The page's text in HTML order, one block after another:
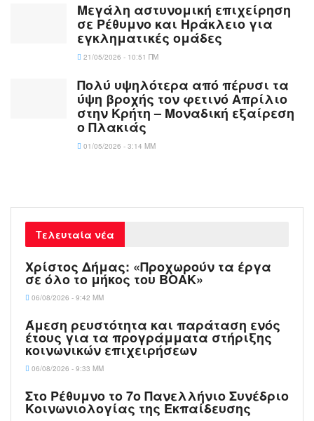
Μεγάλη αστυνομική επιχείρηση
σε Ρέθυμνο και Ηράκλειο για
εγκληματικές ομάδες
21/05/2026 - 10:51 ΠΜ
Πολύ υψηλότερα από πέρυσι τα
ύψη βροχής τον φετινό Απρίλιο
στην Κρήτη – Μοναδική εξαίρεση
ο Πλακιάς
01/05/2026 - 3:14 ΜΜ
Τελευταία νέα
Χρίστος Δήμας: «Προχωρούν τα έργα
σε όλο το μήκος του ΒΟΑΚ»
06/08/2026 - 9:42 ΜΜ
Άμεση ρευστότητα και παράταση ενός
έτους για τα προγράμματα στήριξης
κοινωνικών επιχειρήσεων
06/08/2026 - 9:33 ΜΜ
Στο Ρέθυμνο το 7ο Πανελλήνιο Συνέδριο
Κοινωνιολογίας της Εκπαίδευσης